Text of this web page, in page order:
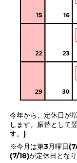
今年から、定休日が
します。振替として
す。)
※今月は第3月曜日
(7/18)が定休日となり